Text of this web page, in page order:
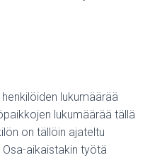
lukumäärää
lukumäärää tällä
on tällöin ajateltu
aikaistakin työtä